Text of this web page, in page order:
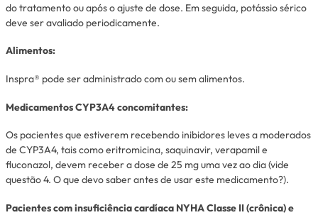
do tratamento ou após o ajuste de dose. Em seguida, potássio sérico
deve ser avaliado periodicamente.
Alimentos:
Inspra® pode ser administrado com ou sem alimentos.
Medicamentos CYP3A4 concomitantes:
Os pacientes que estiverem recebendo inibidores leves a moderados
de CYP3A4, tais como eritromicina, saquinavir, verapamil e
fluconazol, devem receber a dose de 25 mg uma vez ao dia (vide
questão 4. O que devo saber antes de usar este medicamento?).
Pacientes com insuficiência cardíaca NYHA Classe II (crônica) e